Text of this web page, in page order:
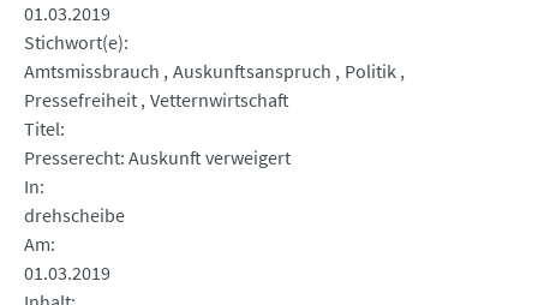
01.03.2019
Stichwort(e)
Amtsmissbrauch Auskunftsanspruch
Politik
Pressefreiheit Vetternwirtschaft
Titel
Presserecht: Auskunft verweigert
In
drehscheibe
Am
01.03.2019